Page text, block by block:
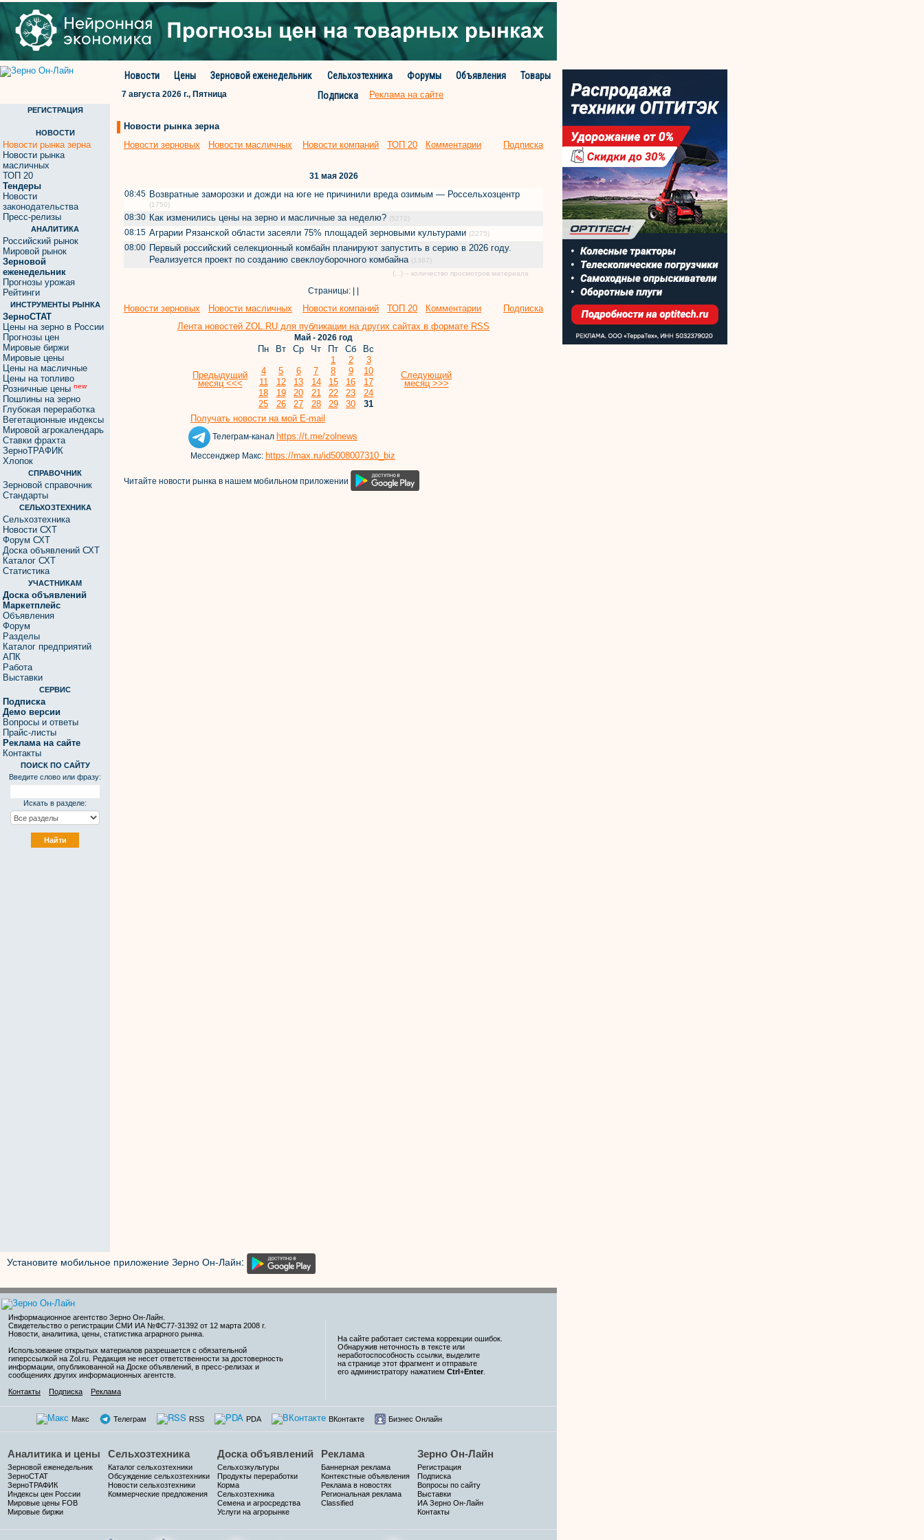
Новости Цены Зерновой еженедельник Сельхозтехника Форумы Объявления
Товары
Подписка
7 августа 2026 г., Пятница Реклама на сайте
РЕГИСТРАЦИЯ
НОВОСТИ
Новости рынка зерна
Новости рынка
масличных
ТОП 20
Тендеры
Новости
законодательства
Пресс-релизы
АНАЛИТИКА
Российский рынок
Мировой рынок
Зерновой
еженедельник
Прогнозы урожая
Рейтинги
ИНСТРУМЕНТЫ РЫНКА
ЗерноСТАТ
Цены на зерно в России
Прогнозы цен
Мировые биржи
Мировые цены
Цены на масличные
Цены на топливо
Розничные цены new
Пошлины на зерно
Глубокая переработка
Вегетационные индексы
Мировой агрокалендарь
Ставки фрахта
ЗерноТРАФИК
Хлопок
СПРАВОЧНИК
Зерновой справочник
Стандарты
СЕЛЬХОЗТЕХНИКА
Сельхозтехника
Новости СХТ
Форум СХТ
Доска объявлений СХТ
Каталог СХТ
Статистика
УЧАСТНИКАМ
Доска объявлений
Маркетплейс
Объявления
Форум
Разделы
Каталог предприятий
АПК
Работа
Выставки
СЕРВИС
Подписка
Демо версии
Вопросы и ответы
Прайс-листы
Реклама на сайте
Контакты
ПОИСК ПО САЙТУ
Введите слово или фразу:
Искать в разделе:
Новости рынка зерна
Новости зерновых
Новости масличных Новости компаний ТОП 20 Комментарии Подписка
31 мая 2026
08:45 Возвратные заморозки и дожди на юге не причинили вреда озимым — Россельхозцентр
(1750)
08:30 Как изменились цены на зерно и масличные за неделю? (5272)
08:15 Аграрии Рязанской области засеяли 75% площадей зерновыми культурами (2275)
08:00 Первый российский селекционный комбайн планируют запустить в серию в 2026 году.
Реализуется проект по созданию свеклоуборочного комбайна (1387)
(...) – количество просмотров материала
Страницы: | |
Новости зерновых Новости масличных Новости компаний ТОП 20 Комментарии
Подписка
Лента новостей ZOL.RU для публикации на других сайтах в формате RSS
Май - 2026 год
Предыдущий
месяц <<<
Пн Вт Ср Чт Пт Сб
Вс
1
2
3
4
5 6 7 8 9
10
11
12 13 14 15 16
17
18
19 20 21 22 23
24
25
26 27 28 29 30 31
Следующий
месяц >>>
Получать новости на мой E-mail
Телеграм-канал https://t.me/zolnews
Мессенджер Макс: https://max.ru/id5008007310_biz
Читайте новости рынка в нашем мобильном приложении
Установите мобильное приложение Зерно Он-Лайн:
Информационное агентство Зерно Он-Лайн
Свидетельство о регистрации СМИ ИА №ФС77-31392 от 12 марта 2008 г.
Новости, аналитика, цены, статистика аграрного рынка.
Использование открытых материалов разрешается с обязательной
гиперссылкой на Zol.ru. Редакция не несет ответственности за достоверность
информации, опубликованной на Доске объявлений, в пресс-релизах и
сообщениях других информационных агентств.
Контакты
Подписка Реклама
На сайте работает система коррекции ошибок.
Обнаружив неточность в тексте или
неработоспособность ссылки, выделите
на странице этот фрагмент и отправьте
его администратору нажатием Ctrl+Enter
Макс Телеграм RSS PDA ВКонтакте Бизнес Онлайн
Аналитика и цены
Зерновой еженедельник
ЗерноСТАТ
ЗерноТРАФИК
Индексы цен России
Мировые цены FOB
Мировые биржи
Сельхозтехника
Каталог сельхозтехники
Обсуждение сельхозтехники
Новости сельхозтехники
Коммерческие предложения
Доска объявлений
Сельхозкультуры
Продукты переработки
Корма
Сельхозтехника
Семена и агросредства
Услуги на агрорынке
Реклама
Баннерная реклама
Контекстные объявления
Реклама в новостях
Региональная реклама
Classified
Зерно Он-Лайн
Регистрация
Подписка
Вопросы по сайту
Выставки
ИА Зерно Он-Лайн
Контакты